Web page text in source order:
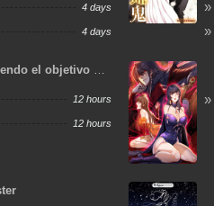
4 days
4 days
el objetivo de
12 hours
12 hours